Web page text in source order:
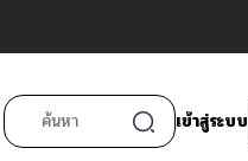
เข้าสู่ระบบ